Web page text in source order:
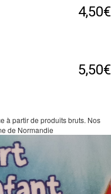
4,50€
5,50€
à partir de produits bruts. Nos
de Normandie